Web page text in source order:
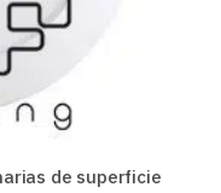
de superficie